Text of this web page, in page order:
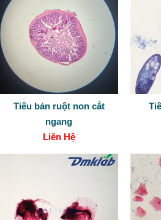
Tiêu bản ruột non cắt
ngang
Liên Hệ